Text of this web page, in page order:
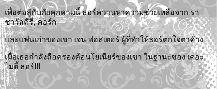
เพื่อต่อสู้กับภัยคุกคามนี้ ธอร์ควานหาความช่วยเหลือจาก รา
ชาวัลคีรี่, คอร์ก
และแฟนเก่าของเขา เจน ฟอสเตอร์ ผู้ที่ทำให้ธอร์ตกใจตาค้าง
เมื่อเธอกำลังถือครองค้อนโยเนียร์ของเขา ในฐานะของ เดอะ
ไมตี้ ธอร์!!!